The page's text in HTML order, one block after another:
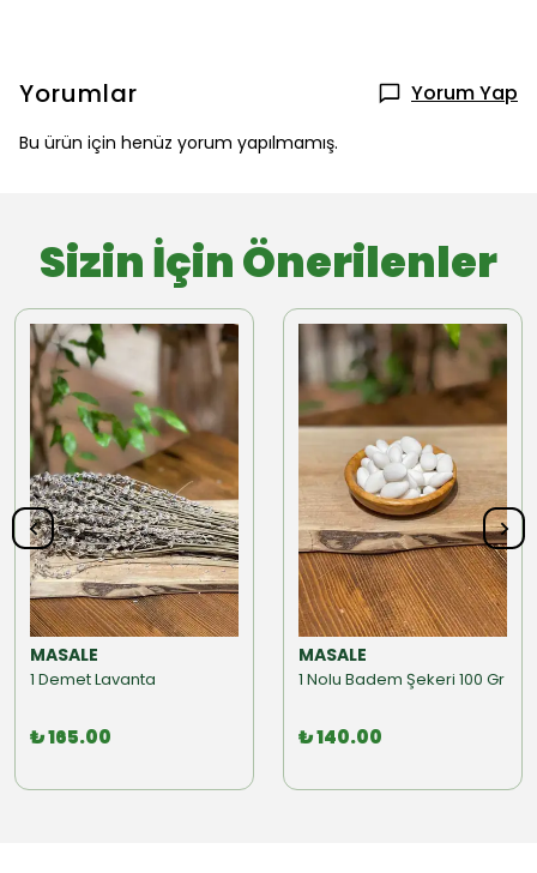
Yorumlar Yorum Yap
Bu ürün için henüz yorum yapılmamış.
Sizin İçin Önerilenler
MASALE
1 Demet Lavanta
₺ 165.00
MASALE
1 Nolu Badem Şekeri 100 Gr
₺ 140.00